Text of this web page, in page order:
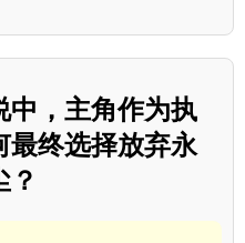
中，主角作为执
最终选择放弃永
？